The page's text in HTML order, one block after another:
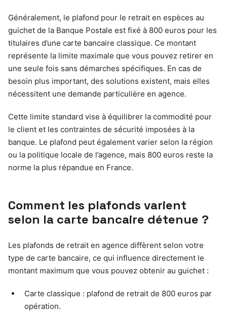
Généralement, le plafond pour le retrait en espèces au
guichet de la Banque Postale est fixé à 800 euros pour les
titulaires d’une carte bancaire classique. Ce montant
représente la limite maximale que vous pouvez retirer en
une seule fois sans démarches spécifiques. En cas de
besoin plus important, des solutions existent, mais elles
nécessitent une demande particulière en agence.
Cette limite standard vise à équilibrer la commodité pour
le client et les contraintes de sécurité imposées à la
banque. Le plafond peut également varier selon la région
ou la politique locale de l’agence, mais 800 euros reste la
norme la plus répandue en France.
Comment les plafonds varient
selon la carte bancaire détenue ?
Les plafonds de retrait en agence diffèrent selon votre
type de carte bancaire, ce qui influence directement le
montant maximum que vous pouvez obtenir au guichet :
Carte classique : plafond de retrait de 800 euros par
opération.